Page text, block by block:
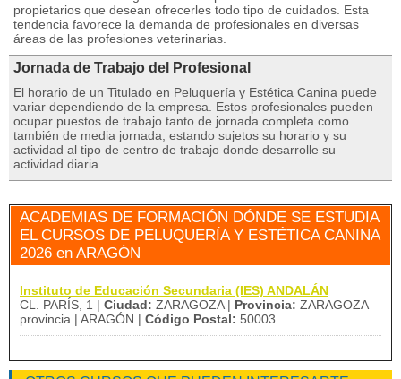
propietarios que desean ofrecerles todo tipo de cuidados. Esta
tendencia favorece la demanda de profesionales en diversas
áreas de las profesiones veterinarias.
Jornada de Trabajo del Profesional
El horario de un Titulado en Peluquería y Estética Canina puede
variar dependiendo de la empresa. Estos profesionales pueden
ocupar puestos de trabajo tanto de jornada completa como
también de media jornada, estando sujetos su horario y su
actividad al tipo de centro de trabajo donde desarrolle su
actividad diaria.
ACADEMIAS DE FORMACIÓN DÓNDE SE ESTUDIA
EL CURSOS DE PELUQUERÍA Y ESTÉTICA CANINA
2026 en ARAGÓN
Instituto de Educación Secundaria (IES) ANDALÁN
CL. PARÍS, 1 | Ciudad: ZARAGOZA | Provincia: ZARAGOZA
provincia | ARAGÓN | Código Postal: 50003